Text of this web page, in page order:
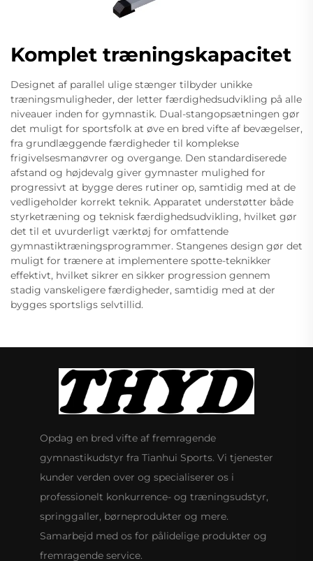
Komplet træningskapacitet
Designet af parallel ulige stænger tilbyder unikke
træningsmuligheder, der letter færdighedsudvikling på alle
niveauer inden for gymnastik. Dual-stangopsætningen gør
det muligt for sportsfolk at øve en bred vifte af bevægelser,
fra grundlæggende færdigheder til komplekse
frigivelsesmanøvrer og overgange. Den standardiserede
afstand og højdevalg giver gymnaster mulighed for
progressivt at bygge deres rutiner op, samtidig med at de
vedligeholder korrekt teknik. Apparatet understøtter både
styrketræning og teknisk færdighedsudvikling, hvilket gør
det til et uvurderligt værktøj for omfattende
gymnastiktræningsprogrammer. Stangenes design gør det
muligt for trænere at implementere spotte-teknikker
effektivt, hvilket sikrer en sikker progression gennem
stadig vanskeligere færdigheder, samtidig med at der
bygges sportsligs selvtillid.
Opdag en bred vifte af fremragende
gymnastikudstyr fra Tianhui Sports. Vi tjenester
kunder verden over og specialiserer os i
professionelt konkurrence- og træningsudstyr,
springgaller, børneprodukter og mere.
Samarbejd med os for pålidelige produkter og
fremragende service.